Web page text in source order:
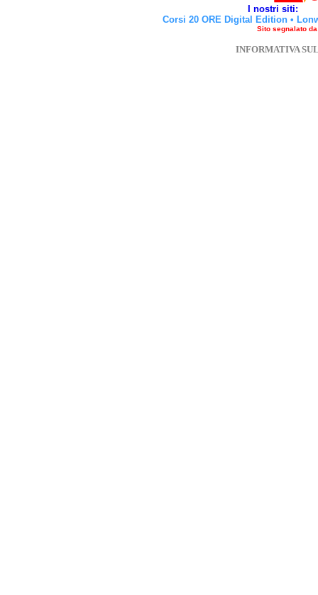
I nostri siti:
Corsi 20 ORE Digital Edition •
Sito segnalato
INFORMATIVA